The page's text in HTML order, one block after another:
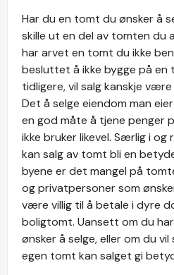
Har du en tomt du ønsker å
skille ut en del av tomten du
har arvet en tomt du ikke
besluttet å ikke bygge på
tidligere, vil salg kanskje
Det å selge eiendom man
en god måte å tjene penger
ikke bruker likevel. Særlig i
kan salg av tomt bli en
byene er det mangel på
og privatpersoner som
være villig til å betale i dyre
boligtomt. Uansett om du
ønsker å selge, eller om du
egen tomt kan salget gi